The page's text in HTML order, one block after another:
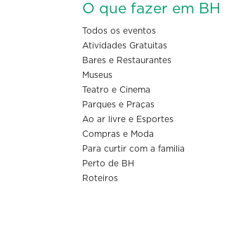
O que fazer em BH
Todos os eventos
Atividades Gratuitas
Bares e Restaurantes
Museus
Teatro e Cinema
Parques e Praças
Ao ar livre e Esportes
Compras e Moda
Para curtir com a familia
Perto de BH
Roteiros